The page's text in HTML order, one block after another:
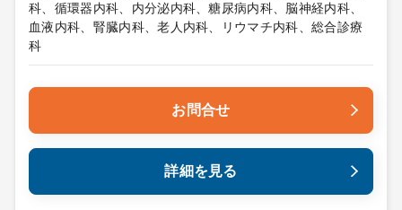
科、循環器内科、内分泌内科、糖尿病内科、脳神経内科、
血液内科、腎臓内科、老人内科、リウマチ内科、総合診療
科
お問合せ
詳細を見る